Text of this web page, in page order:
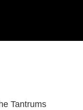
Tantrums